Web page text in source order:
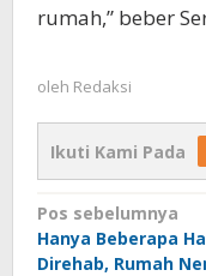
rumah,” beber
oleh Redaksi
Ikuti Kami Pada
Navigasi
pos
Pos sebelumnya
Hanya Beberapa
Direhab, Rumah